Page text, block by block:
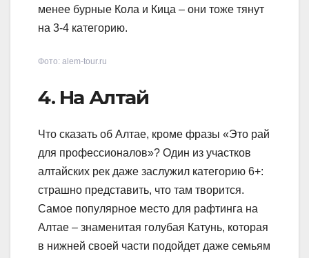
менее бурные Кола и Кица – они тоже тянут
на 3-4 категорию.
Фото: alem-tour.ru
4. На Алтай
Что сказать об Алтае, кроме фразы «Это рай
для профессионалов»? Один из участков
алтайских рек даже заслужил категорию 6+:
страшно представить, что там творится.
Самое популярное место для рафтинга на
Алтае – знаменитая голубая Катунь, которая
в нижней своей части подойдет даже семьям